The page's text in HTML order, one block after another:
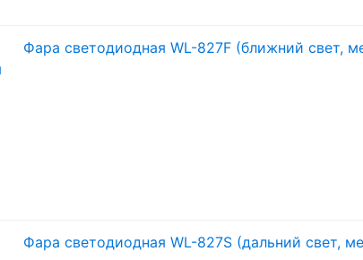
Фара светодиодная WL-827F (ближний свет,
Фара светодиодная WL-827S (дальний свет,